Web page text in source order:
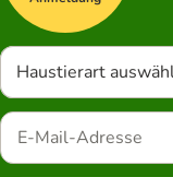
Haustierart